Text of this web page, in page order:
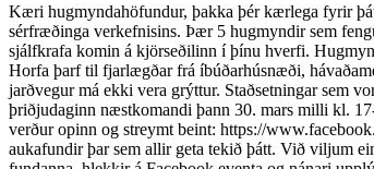
Kæri hugmyndahöfundur, þakka þér kærlega fyrir
sérfræðinga verkefnisins. Þær 5 hugmyndir sem
sjálfkrafa komin á kjörseðilinn í þínu hverfi.
Horfa þarf til fjarlægðar frá íbúðarhúsnæði,
jarðvegur má ekki vera grýttur. Staðsetningar sem
þriðjudaginn næstkomandi þann 30. mars milli kl.
verður opinn og streymt beint: https://
aukafundir þar sem allir geta tekið þátt. Við viljum